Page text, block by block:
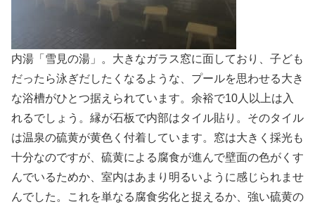
内湯「雪見の湯」。大きなガラス窓に面しており、子ども
だったら泳ぎだしたくなるような、プールを思わせる大き
な浴槽がひとつ据えられています。余裕で10人以上は入
れるでしょう。縁が石板で内部はタイル貼り。そのタイル
は温泉の硫黄が黄色く付着しています。窓は大きく採光も
十分なのですが、硫黄による腐食が進んで壁面の色がくす
んでいるためか、室内はあまり明るいように感じられませ
んでした。これを単なる腐食劣化と捉えるか、強い硫黄の